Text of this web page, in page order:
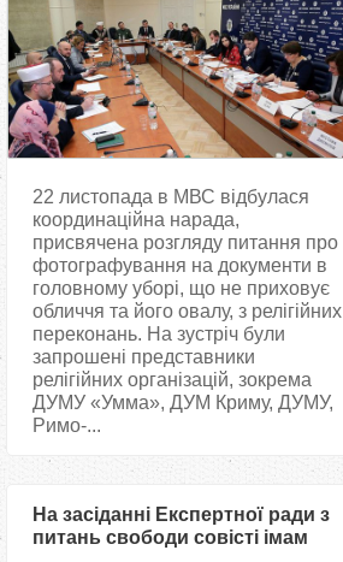
22 листопада в МВС відбулася
координаційна нарада,
присвячена розгляду питання про
фотографування на документи в
головному уборі, що не приховує
обличчя та його овалу, з релігійних
переконань. На зустріч були
запрошені представники
релігійних організацій, зокрема
ДУМУ «Умма», ДУМ Криму, ДУМУ,
Римо-...
На засіданні Експертної ради з
питань свободи совісті імам